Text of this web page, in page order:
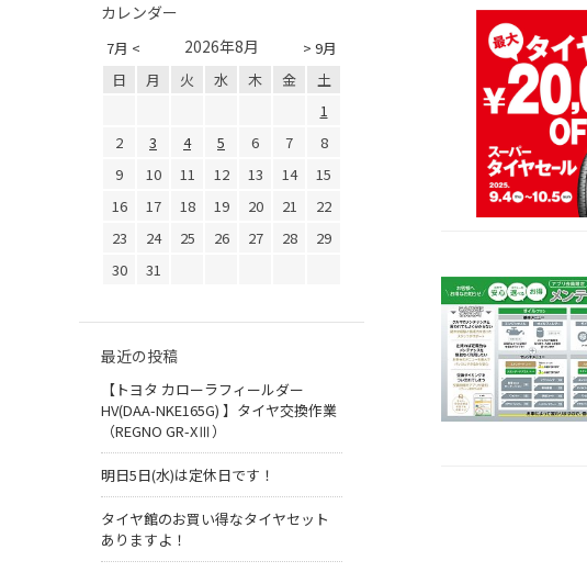
カレンダー
7月 < > 9月
2026年8月
日 月 火 水 木 金
土
1
2
3 4 5 6 7
8
9
10 11 12 13 14
15
16
17 18 19 20 21
22
23
24 25 26 27 28
29
30
31
最近の投稿
【トヨタ カローラフィールダー
HV(DAA-NKE165G) 】タイヤ交換作業
（REGNO GR-XⅢ）
明日5日(水)は定休日です！
タイヤ館のお買い得なタイヤセット
ありますよ！